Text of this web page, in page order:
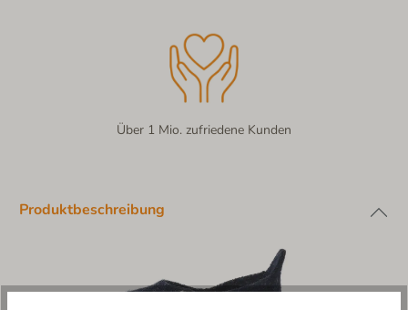
Über 1 Mio. zufriedene Kunden
Produktbeschreibung